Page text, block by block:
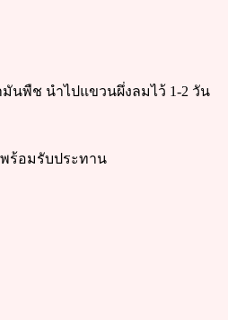
นพืช นำไปแขวนผึ่งลมไว้ 1-2 วัน
ร้อมรับประทาน